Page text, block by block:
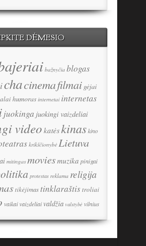
DĖMESIO
bažnyčia blogas
chacinemafilmai gėjai
humoras internetai internetas
juokinga juokingi vaizdeliai
video katėskinaskino
krikščionybė Lietuva
mitingas moviesmuzika pinigai
protestas reklama religija
tikėjimastinklaraštistroliai
vaikai vaizdeliai valdžia valstybė vilnius